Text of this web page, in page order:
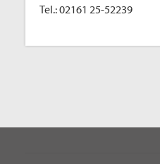
Tel.:02161 25-52239